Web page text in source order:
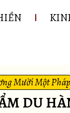
Mười Một Pháp
DU